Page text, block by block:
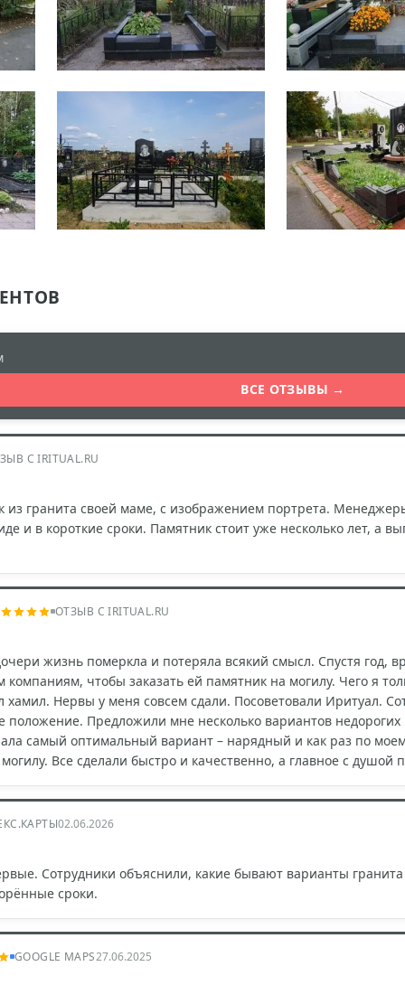
ВСЕ ОТЗЫВЫ →
С IRITUAL.RU
из гранита своей маме, с изображением портрета.
и в короткие сроки. Памятник стоит уже несколько лет, а
ОТЗЫВ С IRITUAL.RU
жизнь померкла и потеряла всякий смысл. Спустя год,
чтобы заказать ей памятник на могилу. Чего я
Нервы у меня совсем сдали. Посоветовали Иритуал.
Предложили мне несколько вариантов
самый оптимальный вариант – нарядный и как раз по
Все сделали быстро и качественно, а главное с
02.06.2026
Сотрудники объяснили, какие бывают варианты
сроки.
GOOGLE MAPS27.06.2025